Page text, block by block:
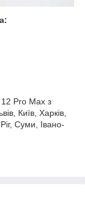
Pro Max з
Київ, Харків,
Суми, Івано-